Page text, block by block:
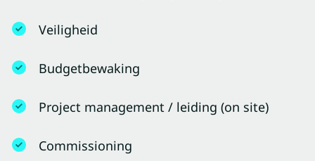
Veiligheid
Budgetbewaking
Project management / leiding (on site)
Commissioning